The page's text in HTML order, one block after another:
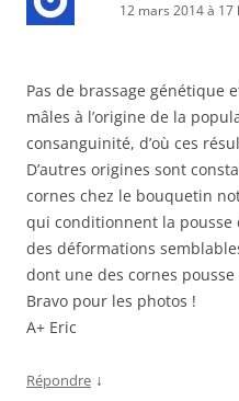
12 mars 2014 à 17
Pas de brassage génétique
mâles à l’origine de la
consanguinité, d’où ces
D’autres origines sont
cornes chez le bouquetin
qui conditionnent la pousse
des déformations
dont une des cornes
Bravo pour les photos !
A+ Eric
Répondre ↓